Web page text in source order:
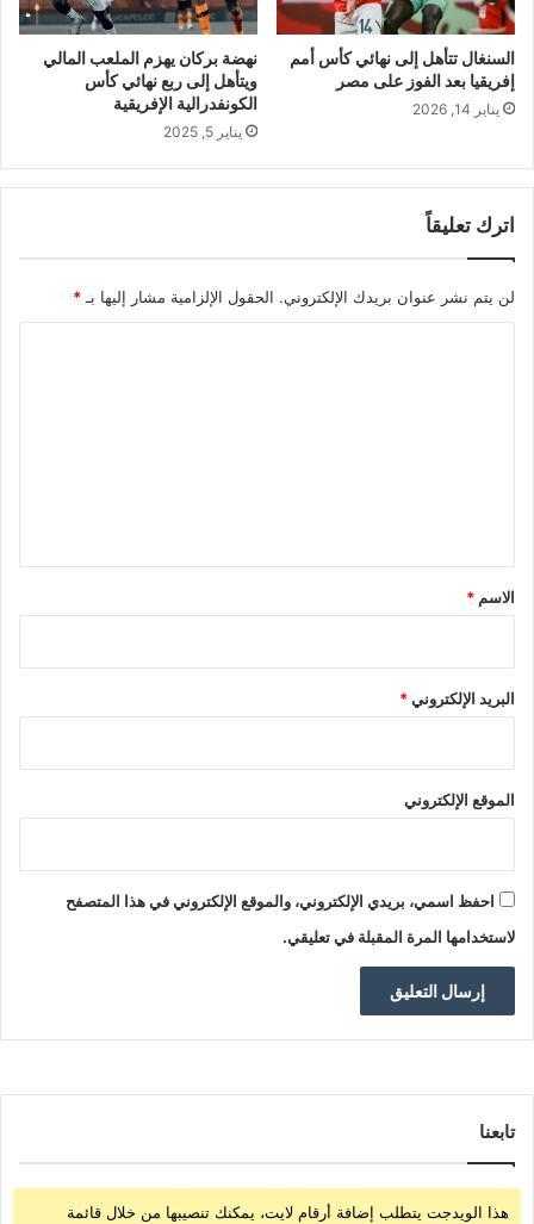
السنغال تتأهل إلى نهائي كأس أمم
إفريقيا بعد الفوز على مصر
يناير 14, 2026
نهضة بركان يهزم الملعب المالي
ويتأهل إلى ربع نهائي كأس
الكونفدرالية الإفريقية
يناير 5, 2025
اترك تعليقاً
لن يتم نشر عنوان بريدك الإلكتروني. الحقول الإلزامية مشار إليها بـ*
*
الاسم *
البريد الإلكتروني*
الموقع الإلكتروني
احفظ اسمي، بريدي الإلكتروني، والموقع الإلكتروني في هذا المتصفح
لاستخدامها المرة المقبلة في تعليقي.
تابعنا
هذا الويدجت يتطلب إضافة أرقام لايت، يمكنك تنصيبها من خلال قائمة